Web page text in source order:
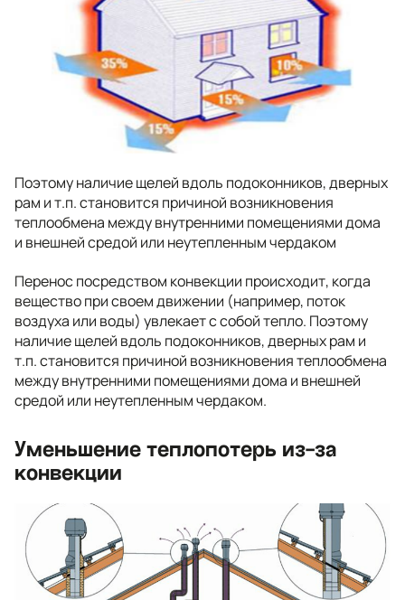
Поэтому наличие щелей вдоль подоконников, дверных
рам и т.п. становится причиной возникновения
теплообмена между внутренними помещениями дома
и внешней средой или неутепленным чердаком
Перенос посредством конвекции происходит, когда
вещество при своем движении (например, поток
воздуха или воды) увлекает с собой тепло. Поэтому
наличие щелей вдоль подоконников, дверных рам и
т.п. становится причиной возникновения теплообмена
между внутренними помещениями дома и внешней
средой или неутепленным чердаком.
Уменьшение теплопотерь из-за
конвекции